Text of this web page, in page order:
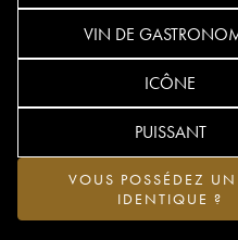
VIN DE
ICÔNE
PUISSANT
VOUS POSSÉDEZ
IDENTIQUE ?